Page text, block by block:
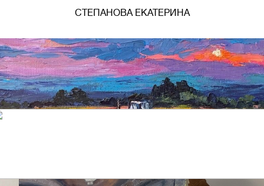
СТЕПАНОВА ЕКАТЕРИНА